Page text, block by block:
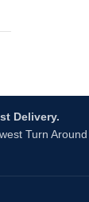
Delivery.
Turn